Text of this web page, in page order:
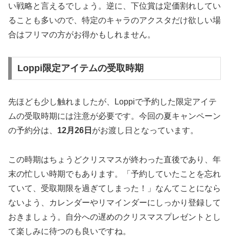
い戦略と言えるでしょう。逆に、下位賞は定価割れしてい
ることも多いので、特定のキャラのアクスタだけ欲しい場
合はフリマの方がお得かもしれません。
Loppi限定アイテムの受取時期
先ほども少し触れましたが、Loppiで予約した限定アイテ
ムの受取時期には注意が必要です。今回の夏キャンペーン
の予約分は、 12月26日 がお渡し日となっています。
この時期はちょうどクリスマスが終わった直後であり、年
末の忙しい時期でもあります。「予約していたことを忘れ
ていて、受取期限を過ぎてしまった！」なんてことになら
ないよう、カレンダーやリマインダーにしっかり登録して
おきましょう。自分への遅めのクリスマスプレゼントとし
て楽しみに待つのも良いですね。